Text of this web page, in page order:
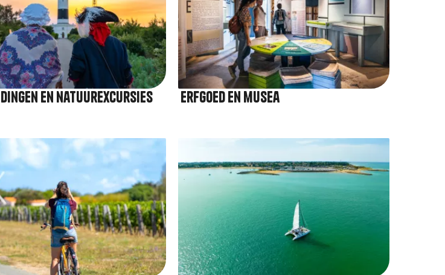
en natuurexcursies Erfgoed en musea